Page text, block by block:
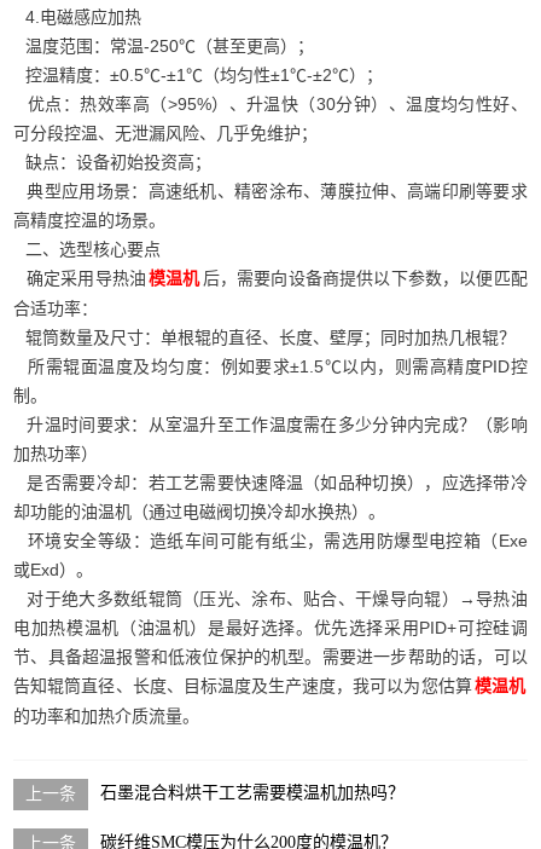
4.电磁感应加热
温度范围：常温‑250℃（甚至更高）；
控温精度：±0.5℃‑±1℃（均匀性±1℃‑±2℃）；
优点：热效率高（>95%）、升温快（30分钟）、温度均匀性好、
可分段控温、无泄漏风险、几乎免维护；
缺点：设备初始投资高；
典型应用场景：高速纸机、精密涂布、薄膜拉伸、高端印刷等要求
高精度控温的场景。
二、选型核心要点
确定采用导热油 模温机 后，需要向设备商提供以下参数，以便匹配
合适功率：
辊筒数量及尺寸：单根辊的直径、长度、壁厚；同时加热几根辊？
所需辊面温度及均匀度：例如要求±1.5℃以内，则需高精度PID控
制。
升温时间要求：从室温升至工作温度需在多少分钟内完成？（影响
加热功率）
是否需要冷却：若工艺需要快速降温（如品种切换），应选择带冷
却功能的油温机（通过电磁阀切换冷却水换热）。
环境安全等级：造纸车间可能有纸尘，需选用防爆型电控箱（Exe
或Exd）。
对于绝大多数纸辊筒（压光、涂布、贴合、干燥导向辊）→导热油
电加热模温机（油温机）是最好选择。优先选择采用PID+可控硅调
节、具备超温报警和低液位保护的机型。需要进一步帮助的话，可以
告知辊筒直径、长度、目标温度及生产速度，我可以为您估算模温机
的功率和加热介质流量。
石墨混合料烘干工艺需要模温机加热吗？
碳纤维SMC模压为什么200度的模温机？